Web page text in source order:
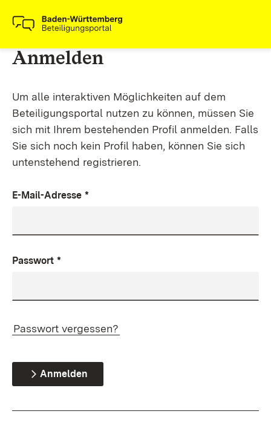
Anmelden
Um alle interaktiven Möglichkeiten auf dem
Beteiligungsportal nutzen zu können, müssen Sie
sich mit Ihrem bestehenden Profil anmelden. Falls
Sie sich noch kein Profil haben, können Sie sich
untenstehend registrieren.
E-Mail-Adresse *
Passwort *
Passwort vergessen?
Anmelden